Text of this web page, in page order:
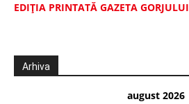
EDIŢIA PRINTATĂ GAZETA GORJULUI
Arhiva
august 2026